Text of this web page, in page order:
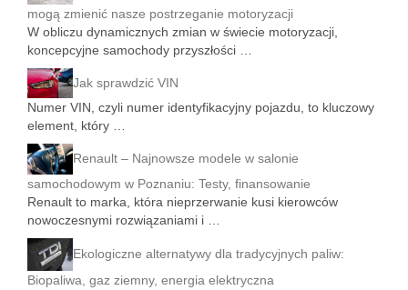
mogą zmienić nasze postrzeganie motoryzacji
W obliczu dynamicznych zmian w świecie motoryzacji,
koncepcyjne samochody przyszłości …
Jak sprawdzić VIN
Numer VIN, czyli numer identyfikacyjny pojazdu, to kluczowy
element, który …
Renault – Najnowsze modele w salonie
samochodowym w Poznaniu: Testy, finansowanie
Renault to marka, która nieprzerwanie kusi kierowców
nowoczesnymi rozwiązaniami i …
Ekologiczne alternatywy dla tradycyjnych paliw:
Biopaliwa, gaz ziemny, energia elektryczna